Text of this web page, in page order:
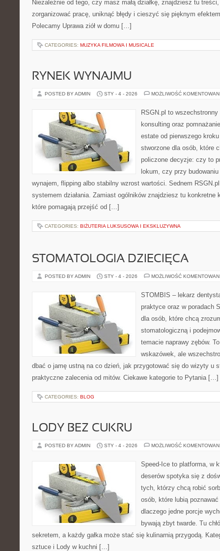
Niezależnie od tego, czy masz małą działkę, znajdziesz tu
zorganizować pracę, uniknąć błędy i cieszyć się pięknym
Polecamy Uprawa ziół w domu […]
CATEGORIES: MUZYKA FILMOWA I MUSICALE
RYNEK WYNAJMU
POSTED BY ADMIN STY - 4 - 2026 MOŻLIWOŚĆ
RSGN.pl to
konsulting oraz
estate od pierwszego
stworzone dla osób, które
policzone decyzje: czy to
lokum, czy przy
wynajem, flipping albo stabilny wzrost wartości. Sednem
systemem działania. Zamiast ogólników znajdziesz tu
które pomagają przejść od […]
CATEGORIES: BIŻUTERIA LUKSUSOWA I EKSKLUZYWNA
STOMATOLOGIA DZIECIĘCA
POSTED BY ADMIN STY - 4 - 2026 MOŻLIWOŚĆ
STOMBIS – lekarz
praktyce oraz w poradach
dla osób, które chcą
stomatologiczną i
temacie naprawy zębów.
wskazówek, ale
dbać o jamę ustną na co dzień, jak przygotować się do wizyty u
praktyczne zalecenia od mitów. Ciekawe kategorie to Pytania […]
CATEGORIES: BLOG
LODY BEZ CUKRU
POSTED BY ADMIN STY - 4 - 2026 MOŻLIWOŚĆ
Speed-Ice to platforma, w
deserów spotyka się z
tych, którzy chcą robić
osób, które lubią
dlaczego jedne porcje
bywają zbyt twarde. Tu
sekretem, a każdy gałka może stać się kulinarnią przygodą.
sztuce i Lody w kuchni […]